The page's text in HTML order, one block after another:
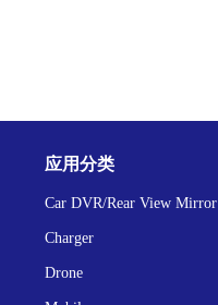
应用分类
Car DVR/Rear View Mirror
Charger
Drone